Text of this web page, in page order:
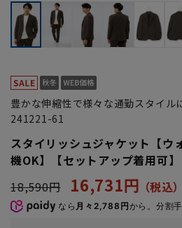
豊かな伸縮性で様々な通勤スタイル
241221-61
スタイリッシュジャケット【ウ
機OK】【セットアップ着用可】
18,590円
16,731円
なら 月々2,788円から。分割